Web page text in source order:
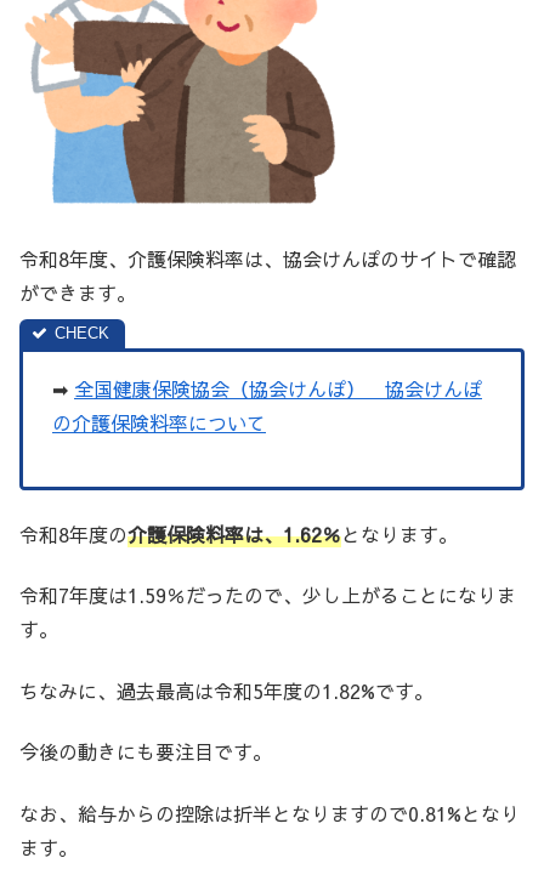
令和8年度、介護保険料率は、協会けんぽのサイトで確認
ができます。
➡ 全国健康保険協会（協会けんぽ） 協会けんぽ
の介護保険料率について
令和8年度の介護保険料率は、1.62％となります。
令和7年度は1.59％だったので、少し上がることになりま
す。
ちなみに、過去最高は令和5年度の1.82%です。
今後の動きにも要注目です。
なお、給与からの控除は折半となりますので0.81%となり
ます。